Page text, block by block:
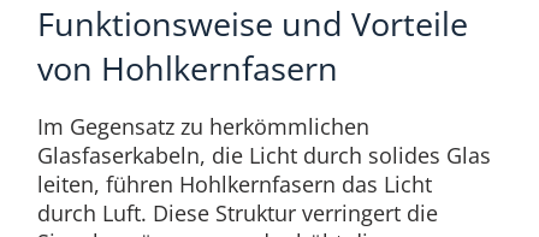
Funktionsweise und Vorteile
von Hohlkernfasern
Im Gegensatz zu herkömmlichen
Glasfaserkabeln, die Licht durch solides Glas
leiten, führen Hohlkernfasern das Licht
durch Luft. Diese Struktur verringert die